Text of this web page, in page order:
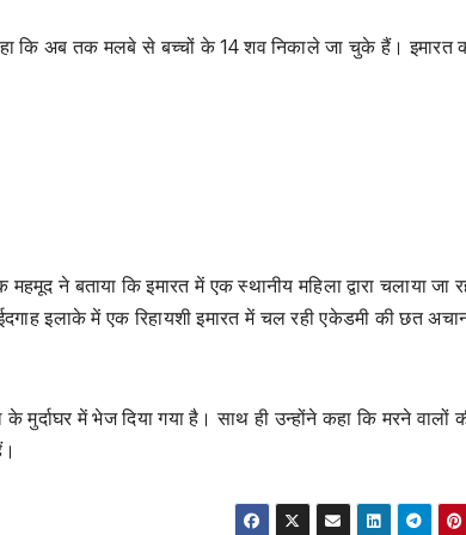
कि अब तक मलबे से बच्चों के 14 शव निकाले जा चुके हैं। इमारत
ने बताया कि इमारत में एक स्थानीय महिला द्वारा चलाया जा
इलाके में एक रिहायशी इमारत में चल रही एकेडमी की छत
में भेज दिया गया है। साथ ही उन्होंने कहा कि मरने वालों